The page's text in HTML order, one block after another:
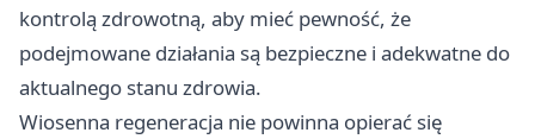
kontrolą zdrowotną, aby mieć pewność, że
podejmowane działania są bezpieczne i adekwatne do
aktualnego stanu zdrowia.
Wiosenna regeneracja nie powinna opierać się